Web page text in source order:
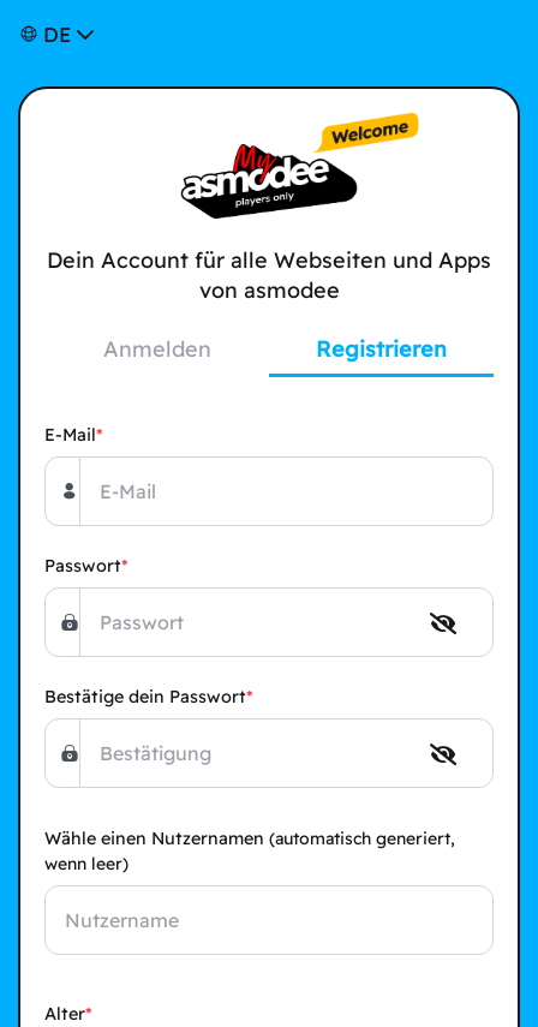
DE
Dein Account für alle Webseiten und Apps
von asmodee
Anmelden Registrieren
E-Mail
Passwort
Bestätige dein Passwort
Wähle einen Nutzernamen (automatisch generiert,
wenn leer)
Alter